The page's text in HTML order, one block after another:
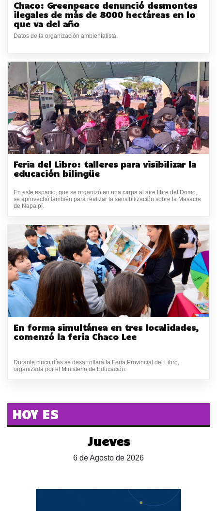
Chaco: Greenpeace denunció desmontes
ilegales de más de 8000 hectáreas en lo
que va del año
Datos de la organización ambientalista.
Feria del Libro: talleres para visibilizar la
educación bilingüe
En este espacio, que se organizó en una carpa al aire libre del Domo,
se aprovechó también para realizar la sensibilización sobre la Masacre
de Napalpí.
En forma simultánea en tres localidades,
comenzó la feria Chaco Lee
Durante cinco días se desarrollará la Feria Provincial del Libro,
organizada por el Ministerio de Educación.
HOY ES
Jueves
6 de Agosto de 2026